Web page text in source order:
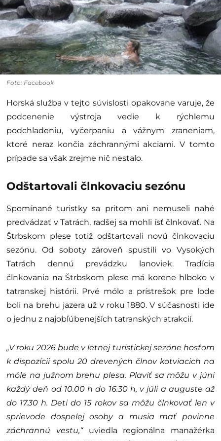
Foto: Facebook
Horská služba v tejto súvislosti opakovane varuje, že
podcenenie výstroja vedie k rýchlemu
podchladeniu, vyčerpaniu a vážnym zraneniam,
ktoré neraz končia záchrannými akciami. V tomto
prípade sa však zrejme nič nestalo.
Odštartovali člnkovaciu sezónu
Spomínané turistky sa pritom ani nemuseli nahé
predvádzať v Tatrách, radšej sa mohli ísť člnkovať. Na
Štrbskom plese totiž odštartovali novú člnkovaciu
sezónu. Od soboty zároveň spustili vo Vysokých
Tatrách dennú prevádzku lanoviek. Tradícia
člnkovania na Štrbskom plese má korene hlboko v
tatranskej histórii. Prvé mólo a prístrešok pre lode
boli na brehu jazera už v roku 1880. V súčasnosti ide
o jednu z najobľúbenejších tatranských atrakcií.
„V roku 2026 bude v letnej turistickej sezóne hosťom
k dispozícii spolu 20 drevených člnov kotviacich na
móle na južnom brehu plesa. Plaviť sa môžu v júni
každý deň od 10.00 h do 16.30 h, v júli a auguste až
do 17.30 h. Deti do 15 rokov sa môžu člnkovať len v
sprievode dospelej osoby a musia mať povinne
záchrannú vestu,“uviedla regionálna manažérka